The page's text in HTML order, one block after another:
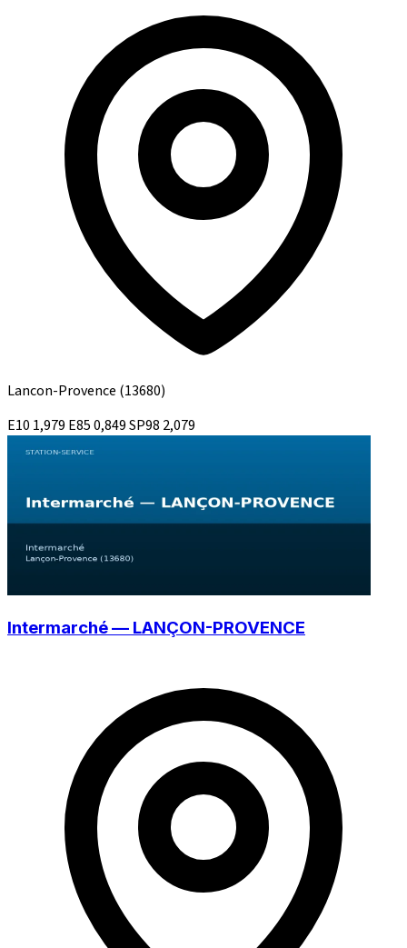
Lancon-Provence (13680)
E10 1,979 E850,849SP98 2,079
Intermarché — LANÇON-PROVENCE